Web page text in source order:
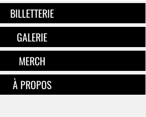
BILLETTERIE
GALERIE
MERCH
À PROPOS